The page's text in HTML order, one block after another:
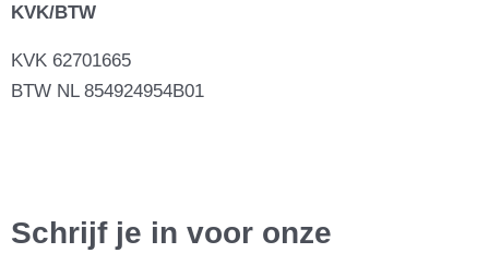
KVK/BTW
KVK 62701665
BTW NL 854924954B01
Schrijf je in voor onze